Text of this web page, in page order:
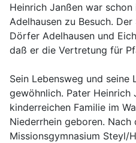
Heinrich Janßen war
Adelhausen zu Besuch.
Dörfer Adelhausen und
daß er die Vertretung für
Sein Lebensweg und seine
gewöhnlich. Pater Heinrich
kinderreichen Familie im
Niederrhein geboren. Nach
Missionsgymnasium Steyl/